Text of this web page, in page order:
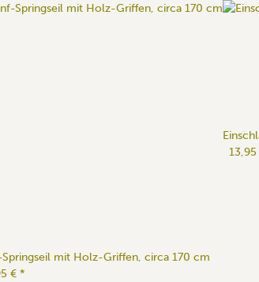
mit Holz-Griffen, circa 170 cm
€ *
13,95